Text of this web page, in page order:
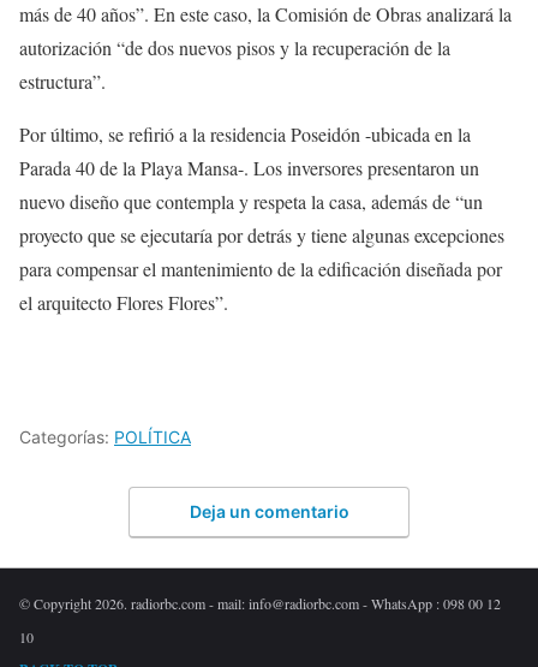
más de 40 años”. En este caso, la Comisión de Obras analizará la
autorización “de dos nuevos pisos y la recuperación de la
estructura”.
Por último, se refirió a la residencia Poseidón -ubicada en la
Parada 40 de la Playa Mansa-. Los inversores presentaron un
nuevo diseño que contempla y respeta la casa, además de “un
proyecto que se ejecutaría por detrás y tiene algunas excepciones
para compensar el mantenimiento de la edificación diseñada por
el arquitecto Flores Flores”.
Categorías: POLÍTICA
Deja un comentario
© Copyright 2026. radiorbc.com - mail: info@radiorbc.com - WhatsApp : 098 00 12
10